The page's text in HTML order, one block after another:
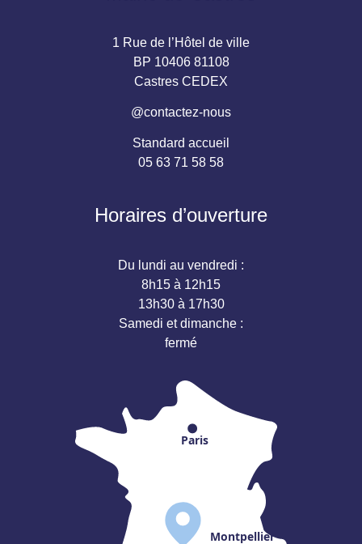
1 Rue de l’Hôtel de ville
BP 10406 81108
Castres CEDEX
@contactez-nous
Standard accueil
05 63 71 58 58
Horaires d’ouverture
Du lundi au vendredi :
8h15 à 12h15
13h30 à 17h30
Samedi et dimanche :
fermé
Paris
Montpellier